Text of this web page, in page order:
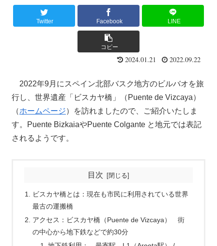
Twitter Facebook LINE
コピー
2024.01.21 2022.09.22
2022年9月にスペイン北部バスク地方のビルバオを旅
行し、世界遺産「ビスカヤ橋」（Puente de Vizcaya）
（ホームページ）を訪れましたので、ご紹介いたしま
す。Puente BizkaiaやPuente Colgante と地元では表記
されるようです。
目次
ビスカヤ橋とは：現在も市民に利用されている世界
最古の運搬橋
アクセス：ビスカヤ橋（Puente de Vizcaya） 街
の中心から地下鉄などで約30分